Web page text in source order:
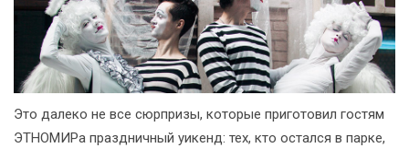
Это далеко не все сюрпризы, которые приготовил гостям
ЭТНОМИРа праздничный уикенд: тех, кто остался в парке,